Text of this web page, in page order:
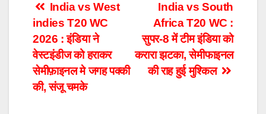
Post
navigation
India vs South
Africa T20 WC :
सुपर-8 में टीम इंडिया को
करारा झटका, सेमीफाइनल
की राह हुई मुश्किल
India vs West
indies T20 WC
2026 : इंडिया ने
वेस्टइंडीज को हराकर
सेमीफ़ाइनल मे जगह पक्की
की, संजू चमके